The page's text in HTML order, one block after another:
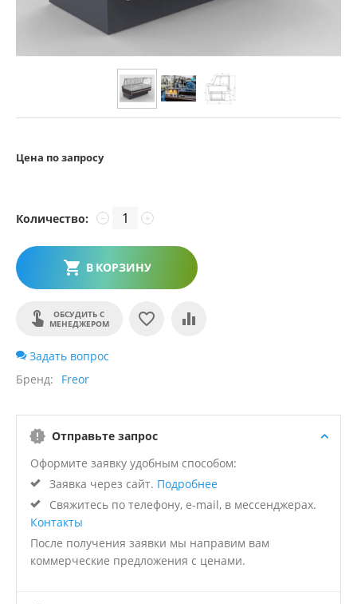
Цена по запросу
Количество: +
−
В КОРЗИНУ
ОБСУДИТЬ С
МЕНЕДЖЕРОМ
Задать вопрос
Бренд
Freor
Отправьте запрос
Оформите заявку удобным способом:
Заявка через сайт. Подробнее
Свяжитесь по телефону, e-mail, в мессенджерах.
Контакты
После получения заявки мы направим вам
коммерческие предложения с ценами.